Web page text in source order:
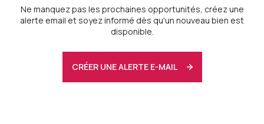
Ne manquez pas les prochaines opportunités, créez une
alerte email et soyez informé dès qu'un nouveau bien est
disponible.
CRÉER UNE ALERTE E-MAIL